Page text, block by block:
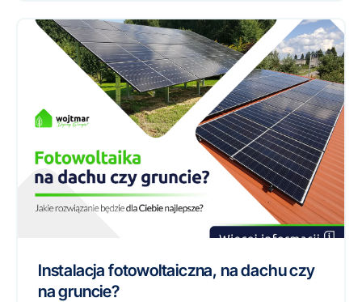
Instalacja fotowoltaiczna, na dachu czy
na gruncie?